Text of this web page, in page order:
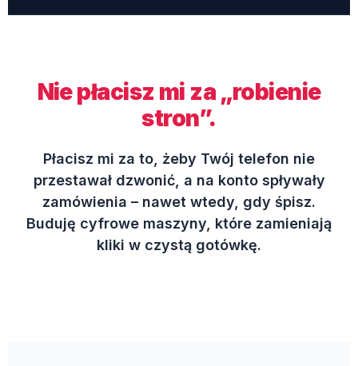
Nie płacisz mi za „robienie
stron”.
Płacisz mi za to, żeby Twój telefon nie
przestawał dzwonić, a na konto spływały
zamówienia – nawet wtedy, gdy śpisz.
Buduję cyfrowe maszyny, które zamieniają
kliki w czystą gotówkę.